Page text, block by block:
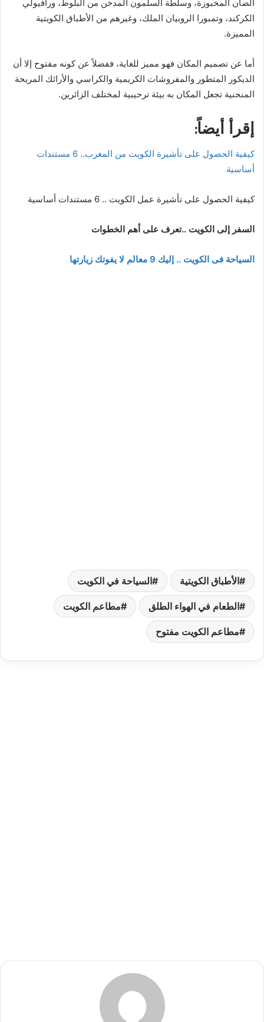
الضأن المخبوزة، وسلطة السلمون المدخن من البلوط، ورافيولي
الكركند، وتمبورا الروبيان الملك، وغيرهم من الأطباق الكويتية
المميزة.
أما عن تصميم المكان فهو مميز للغاية، ففضلاً عن كونه مفتوح إلا أن
الديكور المتطور والمفروشات الكريمية والكراسي والأرائك المريحة
المنحنية تجعل المكان به بيئة ترحيبية لمختلف الزائرين.
إقرأ أيضاً:
كيفية الحصول على تأشيرة الكويت من المغرب.. 6 مستندات
أساسية
كيفية الحصول على تأشيرة عمل الكويت .. 6 مستندات أساسية
السفر إلى الكويت ..تعرف على أهم الخطوات
السياحة فى الكويت .. إليك 9 معالم لا يفوتك زيارتها
الأطباق الكويتية السياحة في الكويت
الطعام في الهواء الطلق مطاعم الكويت
مطاعم الكويت مفتوح